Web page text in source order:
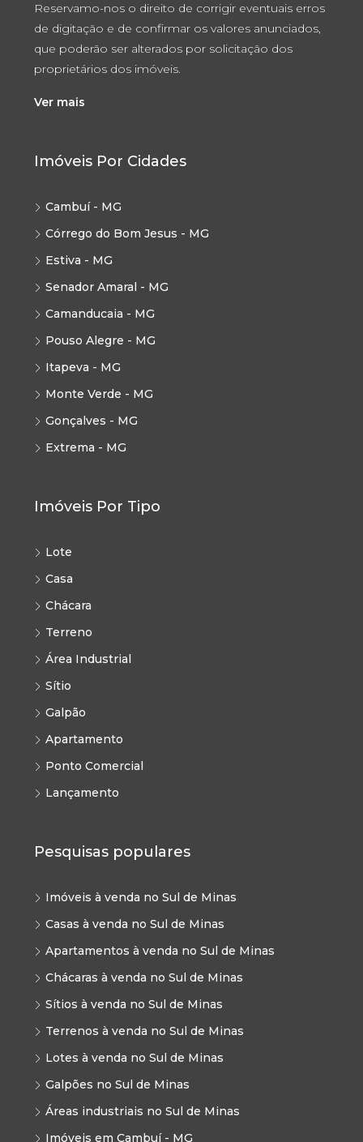
Reservamo-nos o direito de corrigir eventuais erros
de digitação e de confirmar os valores anunciados,
que poderão ser alterados por solicitação dos
proprietários dos imóveis.
Ver mais
Imóveis Por Cidades
Cambuí - MG
Córrego do Bom Jesus - MG
Estiva - MG
Senador Amaral - MG
Camanducaia - MG
Pouso Alegre - MG
Itapeva - MG
Monte Verde - MG
Gonçalves - MG
Extrema - MG
Imóveis Por Tipo
Lote
Casa
Chácara
Terreno
Área Industrial
Sítio
Galpão
Apartamento
Ponto Comercial
Lançamento
Pesquisas populares
Imóveis à venda no Sul de Minas
Casas à venda no Sul de Minas
Apartamentos à venda no Sul de Minas
Chácaras à venda no Sul de Minas
Sítios à venda no Sul de Minas
Terrenos à venda no Sul de Minas
Lotes à venda no Sul de Minas
Galpões no Sul de Minas
Áreas industriais no Sul de Minas
Imóveis em Cambuí - MG